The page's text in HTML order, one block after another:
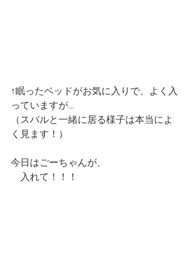
↑眠ったベッドがお気に入りで、よく入
っていますが…
（スバルと一緒に居る様子は本当によ
く見ます！）
今日はごーちゃんが、
入れて！！！